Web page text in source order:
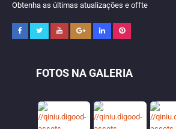
Obtenha as últimas atualizações e offte
FOTOS NA GALERIA